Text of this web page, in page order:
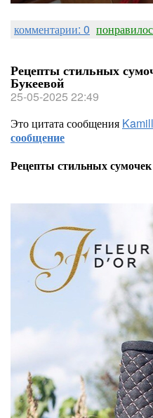
комментарии: 0
Рецепты стильных
Букеевой
25-05-2025 22:49
Это цитата сообщения
сообщение
Рецепты стильных